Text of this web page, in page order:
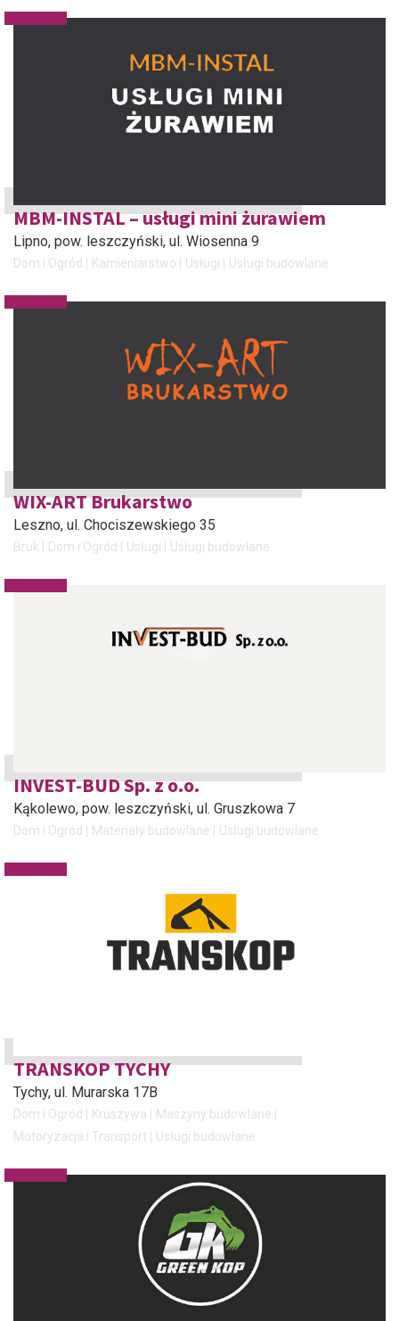
MBM-INSTAL – usługi mini żurawiem
Lipno, pow. leszczyński, ul. Wiosenna 9
Dom i Ogród Kamieniarstwo Usługi Usługi budowlane
WIX-ART Brukarstwo
Leszno, ul. Chociszewskiego 35
Bruk Dom i Ogród Usługi Usługi budowlane
INVEST-BUD Sp. z o.o.
Kąkolewo, pow. leszczyński, ul. Gruszkowa 7
Dom i Ogród Materiały budowlane Usługi budowlane
TRANSKOP TYCHY
Tychy, ul. Murarska 17B
Dom i Ogród Kruszywa
Maszyny budowlane
Motoryzacja i Transport
Usługi budowlane